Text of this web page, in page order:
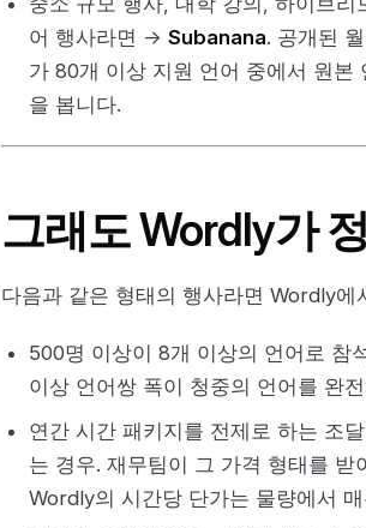
어 행사라면 →Subanana. 공개된
가 80개 이상 지원 언어 중에서 원본
을 봅니다.
그래도 Wordly가
다음과 같은 형태의 행사라면 Wordly에
500명 이상이 8개 이상의 언어로 참
이상 언어쌍 폭이 청중의 언어를 완
연간 시간 패키지를 전제로 하는 조
는 경우. 재무팀이 그 가격 형태를 받
Wordly의 시간당 단가는 물량에서